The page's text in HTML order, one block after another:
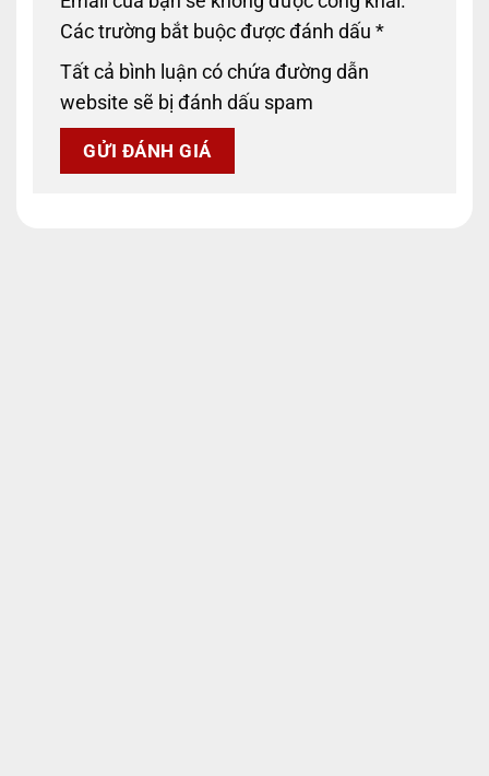
Các trường bắt buộc được đánh dấu *
Tất cả bình luận có chứa đường dẫn
website sẽ bị đánh dấu spam